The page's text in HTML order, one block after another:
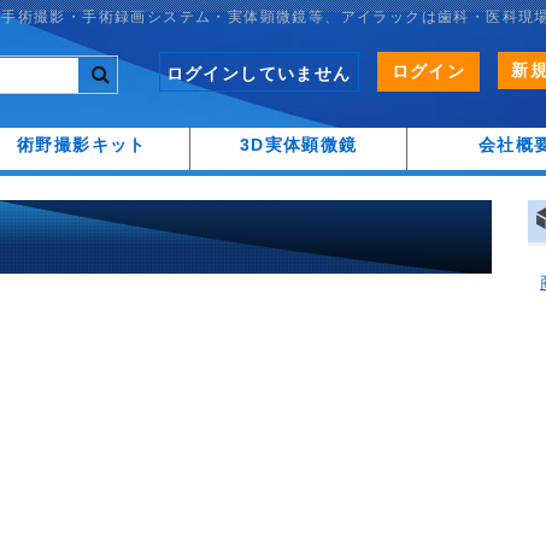
手術撮影・手術録画システム・実体顕微鏡等、アイラックは歯科・医科現
ログインしていません ログイン 新
術野撮影キット 3D実体顕微鏡 会社概